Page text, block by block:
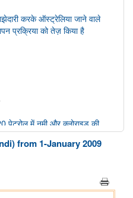
करके ऑस्ट्रेलिया जाने वाले
प्रक्रिया को तेज़ किया है
पेट्रोल में नमी और क्लोराइड की
और नमी की मौजूदगी के दावों
III (2025–30) के प्रथम वर्ष
from 1-January 2009